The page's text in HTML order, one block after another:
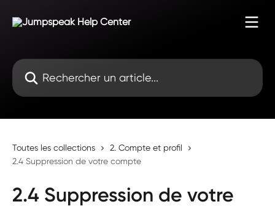
Rechercher un article...
Toutes les collections
2. Compte et profil
2.4 Suppression de votre compte
2.4 Suppression de votre